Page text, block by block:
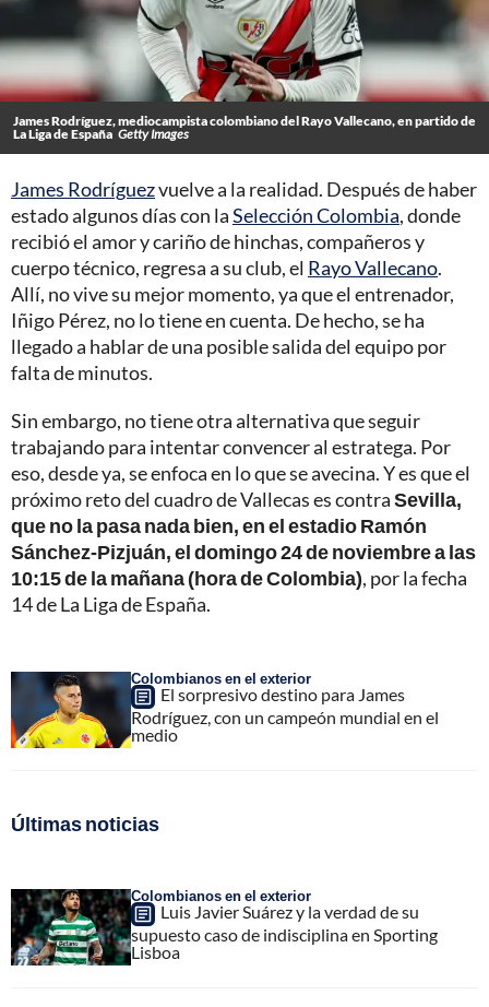
James Rodríguez, mediocampista colombiano del Rayo Vallecano, en partido de
La Liga de España Getty Images
James Rodríguezvuelve a la realidad. Después de haber
estado algunos días con laSelección Colombia, donde
recibió el amor y cariño de hinchas, compañeros y
cuerpo técnico, regresa a su club, el Rayo Vallecano.
Allí, no vive su mejor momento, ya que el entrenador,
Iñigo Pérez, no lo tiene en cuenta. De hecho, se ha
llegado a hablar de una posible salida del equipo por
falta de minutos.
Sin embargo, no tiene otra alternativa que seguir
trabajando para intentar convencer al estratega. Por
eso, desde ya, se enfoca en lo que se avecina. Y es que el
próximo reto del cuadro de Vallecas es contraSevilla,
que no la pasa nada bien, en el estadio Ramón
Sánchez-Pizjuán, el domingo 24 de noviembre a las
10:15 de la mañana (hora de Colombia), por la fecha
14 de La Liga de España.
Colombianos en el exterior
El sorpresivo destino para James
Rodríguez, con un campeón mundial en el
medio
Últimas noticias
Colombianos en el exterior
Luis Javier Suárez y la verdad de su
supuesto caso de indisciplina en Sporting
Lisboa